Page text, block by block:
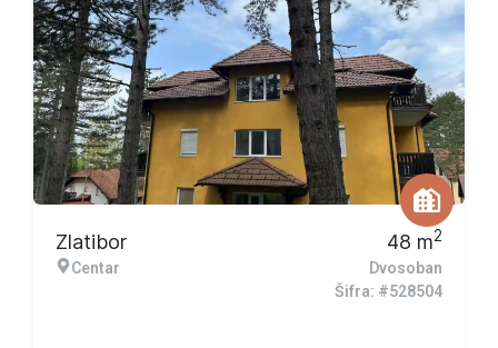
Ekskluzivna ponuda
Zlatibor
Centar
48 m2
Dvosoban
Šifra: #528504